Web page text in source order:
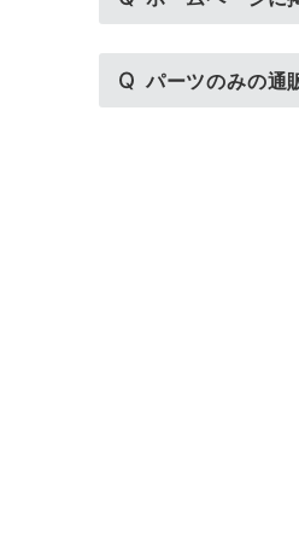
Q パーツのみの通